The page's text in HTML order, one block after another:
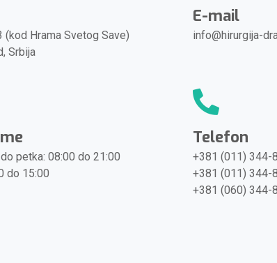
(kod Hrama Svetog Save)
Srbija
E-mail
info@hirurgija-
petka: 08:00 do 21:00
do 15:00
Telefon
+381 (011) 344-
+381 (011) 344-
+381 (060) 344-